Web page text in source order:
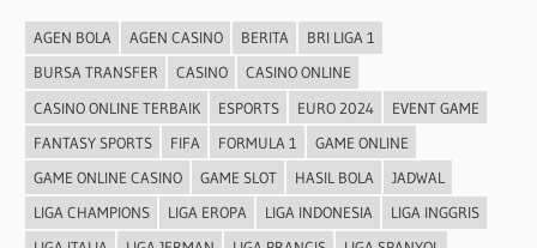
AGEN BOLA AGEN CASINO BERITA
BRI LIGA 1
BURSA TRANSFER
CASINO
CASINO ONLINE
CASINO ONLINE TERBAIK
ESPORTS EURO 2024
EVENT GAME
FANTASY SPORTS
FIFA FORMULA 1
GAME ONLINE
GAME ONLINE CASINO
GAME SLOT HASIL BOLA
JADWAL
LIGA CHAMPIONS
LIGA EROPA LIGA INDONESIA
LIGA INGGRIS